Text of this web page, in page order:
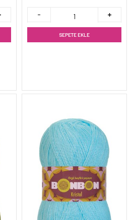
SEPETE EKLE